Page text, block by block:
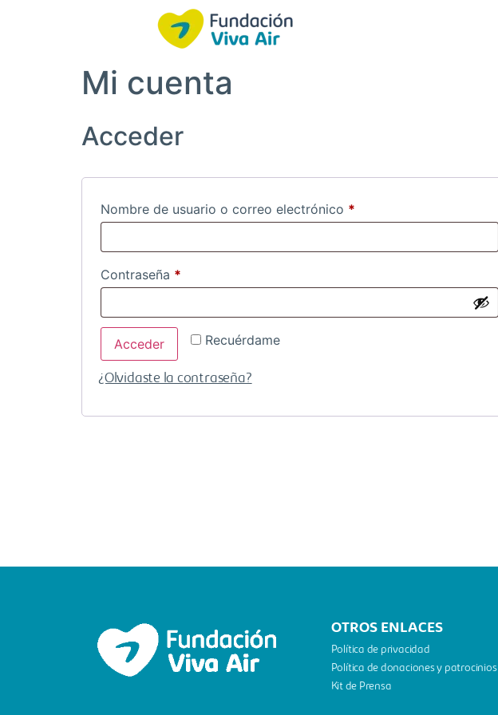
Mi cuenta
Acceder
Nombre de usuario o correo electrónico *
Contraseña *
Recuérdame
Acceder
¿Olvidaste la contraseña?
OTROS ENLACES
Política de privacidad
Política de donaciones y patrocinios
Kit de Prensa​